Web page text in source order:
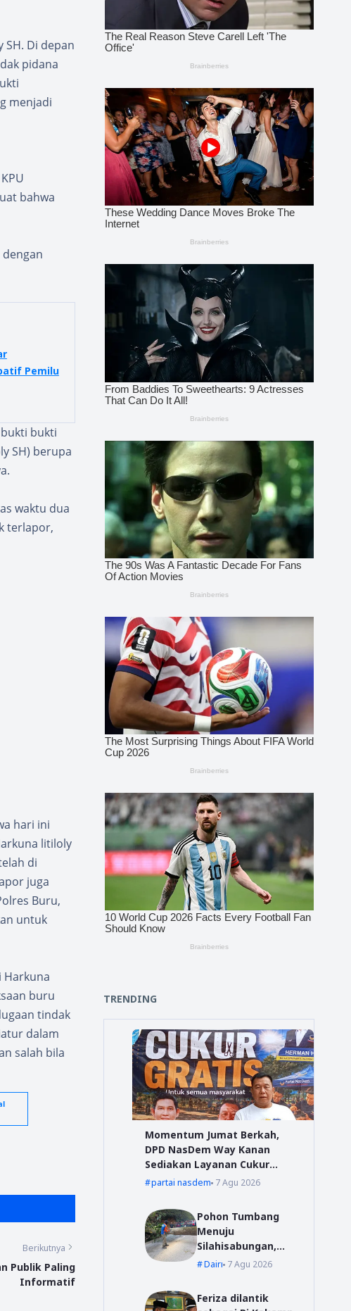
Di depan
pidana
menjadi
bahwa
Pemilu
bukti
SH) berupa
waktu dua
terlapor,
hari ini
litiloly
di
juga
Buru,
untuk
Harkuna
buru
tindak
dalam
salah bila
Berikutnya
Publik Paling
Informatif
TRENDING
Momentum Jumat Berkah,
DPD NasDem Way Kanan
Sediakan Layanan Cukur
Gratis
partai nasdem 7 Agu 2026
Pohon Tumbang
Menuju
Silahisabungan,
BPBD Dairi Lakukan
Dairi 7 Agu 2026
Feriza dilantik